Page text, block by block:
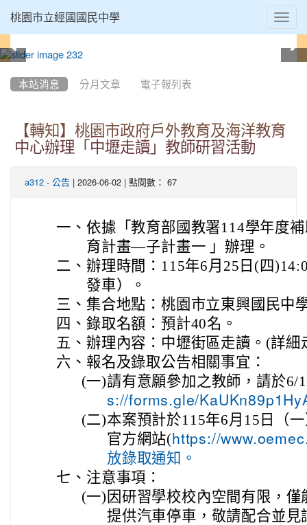
桃園市立經國國民中學
本站消息 分月文章 電子報列表
【轉知】桃園市政府戶外教育及海洋教育
中心辦理「中壢走讀」教師研習活動
a312 - 公告 | 2026-06-02 | 點閱數： 67
一、 依據「教育部國教署114學年度
育計畫—子計畫一 」辦理。
二、 辦理時間：115年6月25日(四
發車）。
三、 集合地點：桃園市立東興國民中
四、 錄取名額：預計40名。
五、 辦理內容：中壢街區走讀。(詳
六、 報名及錄取公告相關事宜：
(一)請有意願參加之教師，請於6/
s://forms.gle/
(二)本案預計於115年6月15日（
官方網站(https://
放錄取通知。
七、 注意事項：
(一) 因研習學校校內空間有限，
提供汽車停車，敬請配合並見